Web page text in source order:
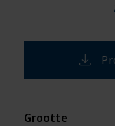
Grootte